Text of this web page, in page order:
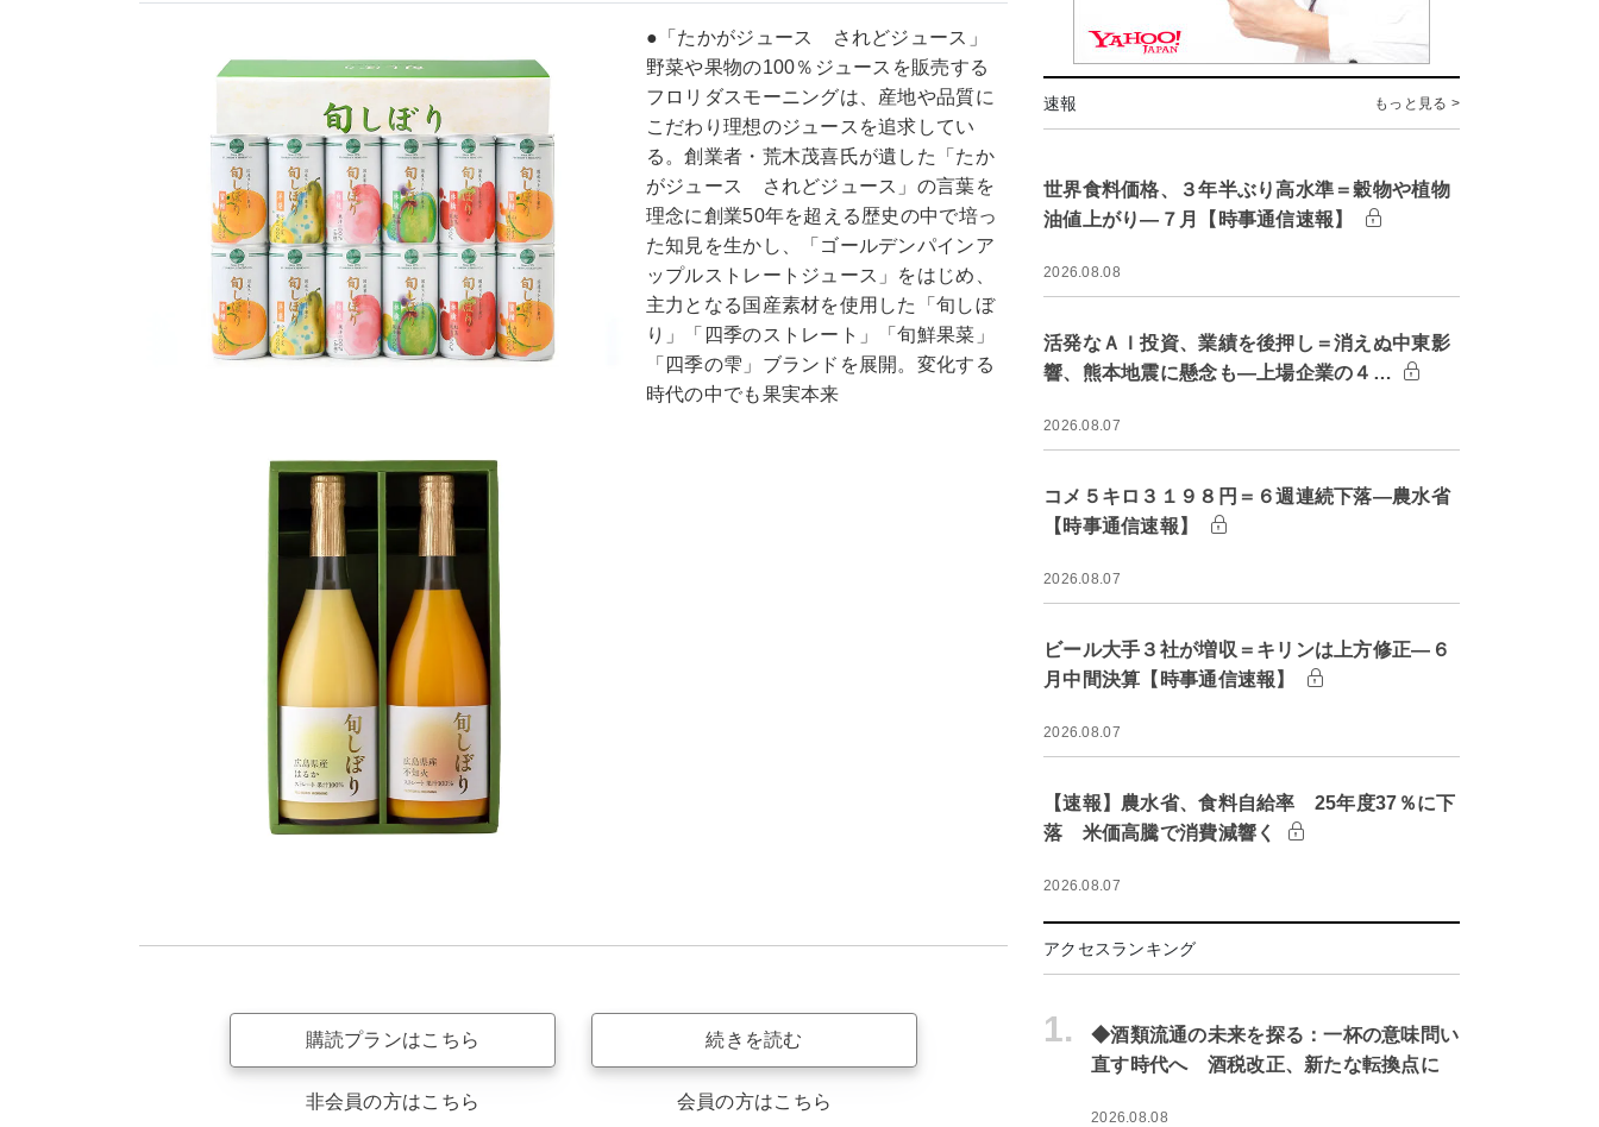
●「たかがジュース されどジュース」
野菜や果物の100％ジュースを販売する
フロリダスモーニングは、産地や品質に
こだわり理想のジュースを追求してい
る。創業者・荒木茂喜氏が遺した「たか
がジュース されどジュース」の言葉を
理念に創業50年を超える歴史の中で培っ
た知見を生かし、「ゴールデンパインア
ップルストレートジュース」をはじめ、
主力となる国産素材を使用した「旬しぼ
り」「四季のストレート」「旬鮮果菜」
「四季の雫」ブランドを展開。変化する
時代の中でも果実本来
購読プランはこちら
非会員の方はこちら
続きを読む
会員の方はこちら
速報 もっと見る >
世界食料価格、３年半ぶり高水準＝穀物や植物
油値上がり―７月【時事通信速報】
2026.08.08
活発なＡＩ投資、業績を後押し＝消えぬ中東影
響、熊本地震に懸念も―上場企業の４…
2026.08.07
コメ５キロ３１９８円＝６週連続下落―農水省
【時事通信速報】
2026.08.07
ビール大手３社が増収＝キリンは上方修正―６
月中間決算【時事通信速報】
2026.08.07
【速報】農水省、食料自給率 25年度37％に下
落 米価高騰で消費減響く
2026.08.07
アクセスランキング
1.
◆酒類流通の未来を探る：一杯の意味問い
直す時代へ 酒税改正、新たな転換点に
2026.08.08